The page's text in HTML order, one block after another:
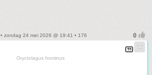
• zondag 24 mei 2026 @ 19:41 • 176
Oryctolagus hominus